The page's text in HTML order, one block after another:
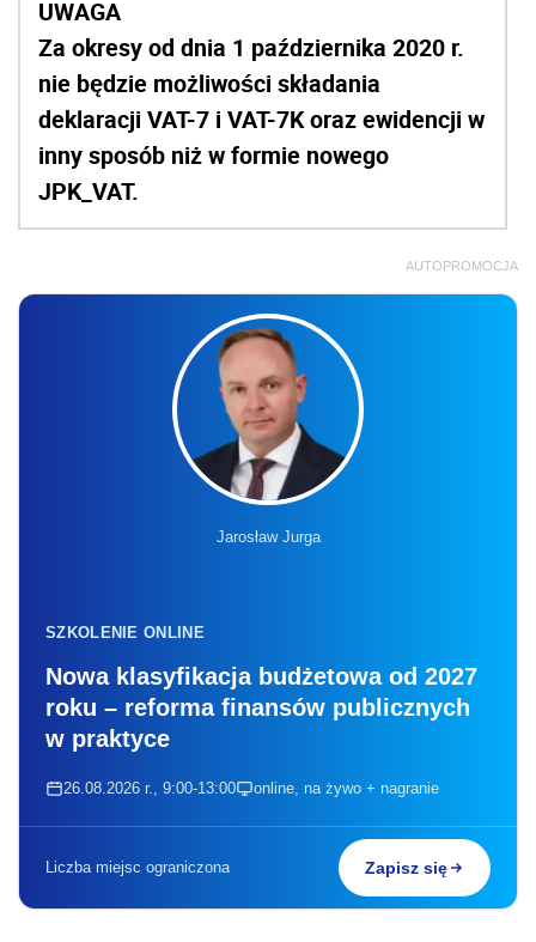
UWAGA
Za okresy od dnia 1 października 2020 r.
nie będzie możliwości składania
deklaracji VAT-7 i VAT-7K oraz ewidencji w
inny sposób niż w formie nowego
JPK_VAT.
AUTOPROMOCJA
Jarosław Jurga
SZKOLENIE ONLINE
Nowa klasyfikacja budżetowa od 2027
roku – reforma finansów publicznych
w praktyce
26.08.2026 r., 9:00-13:00 online, na żywo + nagranie
Liczba miejsc ograniczona Zapisz się